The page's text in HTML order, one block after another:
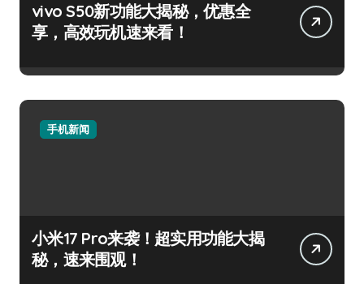
vivo S50新功能大揭秘，优惠全
享，高效玩机速来看！
手机新闻
小米17 Pro来袭！超实用功能大揭
秘，速来围观！